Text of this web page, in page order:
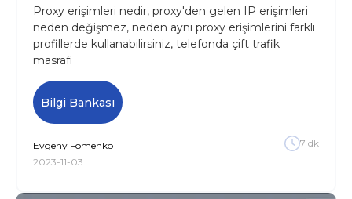
Proxy erişimleri nedir, proxy'den gelen IP erişimleri
neden değişmez, neden aynı proxy erişimlerini farklı
profillerde kullanabilirsiniz, telefonda çift trafik
masrafı
Bilgi Bankası
Evgeny Fomenko
2023-11-03
7 dk